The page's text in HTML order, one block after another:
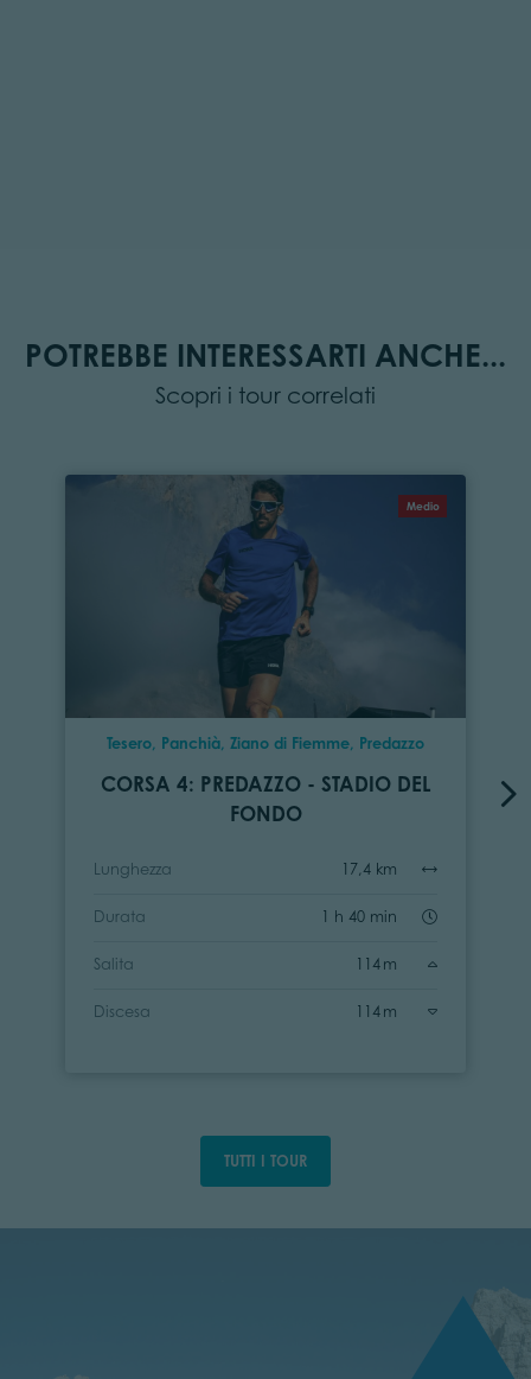
POTREBBE INTERESSARTI ANCHE...
Scopri i tour correlati
Medio
Tesero, Panchià, Ziano di Fiemme, Predazzo
CORSA 4: PREDAZZO - STADIO DEL
FONDO
Lunghezza 17,4 km
Durata 1 h 40 min
Salita 114 m
Discesa 114 m
TUTTI I TOUR